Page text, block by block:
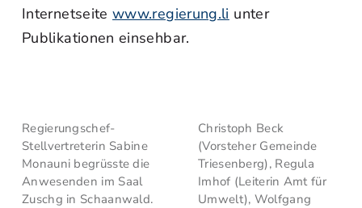
Internetseitewww.regierung.li unter
Publikationen einsehbar.
Regierungschef-
Stellvertreterin Sabine
Monauni begrüsste die
Anwesenden im Saal
Zuschg in Schaanwald.
Christoph Beck
(Vorsteher Gemeinde
Triesenberg), Regula
Imhof (Leiterin Amt für
Umwelt), Wolfgang